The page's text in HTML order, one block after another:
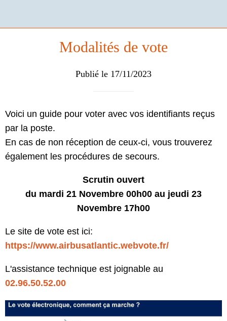
Modalités de vote
Publié le 17/11/2023
Voici un guide pour voter avec vos identifiants reçus
par la poste.
En cas de non réception de ceux-ci, vous trouverez
également les procédures de secours.
Scrutin ouvert
du mardi 21 Novembre 00h00 au jeudi 23
Novembre 17h00
Le site de vote est ici:
https://www.airbusatlantic.webvote.fr/
L'assistance technique est joignable au
02.96.50.52.00